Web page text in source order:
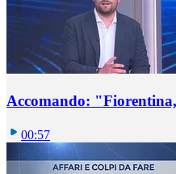
Accomando:
00:57